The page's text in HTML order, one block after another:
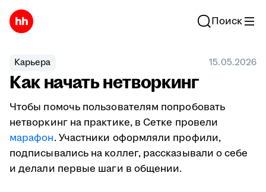
Поиск
Карьера 15.05.2026
Как начать нетворкинг
Чтобы помочь пользователям попробовать
нетворкинг на практике, в Сетке провели
марафон. Участники оформляли профили,
подписывались на коллег, рассказывали о себе
и делали первые шаги в общении.